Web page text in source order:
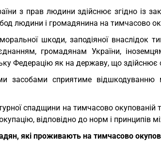
з прав людини здійснює згідно із
людини і громадянина на тимчасово
шкоди, заподіяної внаслідок
громадянам України,
Федерацію як на державу, що здійснює
засобами сприятиме відшкодуванню
спадщини на тимчасово окупованій
відповідно до норм і принципів
які проживають на тимчасово